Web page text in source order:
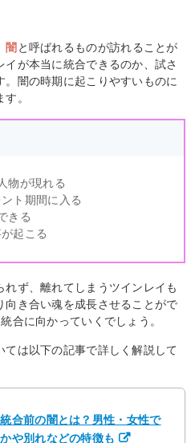
闇 と呼ばれるものが訪れることが
が本当に統合できるのか、試さ
闇の時期に起こりやすいものに
。
物が現れる
ト期間に入る
きる
起こる
ず、離れてしまうツインレイも
向き合い魂を成長させることがで
合に向かっていくでしょう。
は以下の記事で詳しく解説して
合前の闇とは？男性・女性で
や別れなどの特徴も